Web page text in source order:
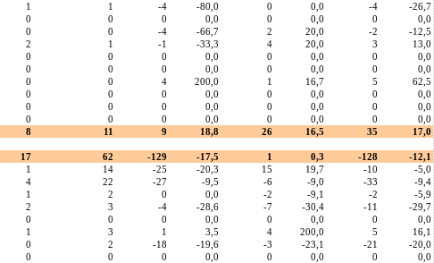
1 1 -4 -80,0 0 0,0 -4
-26,7
0 0 0 0,0 0 0,0 0
0,0
0 0 -4 -66,7 2 20,0 -2
-12,5
2 1 -1 -33,3 4 20,0 3
13,0
0 0 0 0,0 0 0,0 0
0,0
0 0 0 0,0 0 0,0 0
0,0
0 0 4 200,0 1 16,7 5
62,5
0 0 0 0,0 0 0,0 0
0,0
0 0 0 0,0 0 0,0 0
0,0
0 0 0 0,0 0 0,0 0
0,0
8 11 9 18,8 26 16,5 35 17,0
17 62 -129 -17,5 1 0,3 -128
-12,1
1 14 -25 -20,3 15 19,7 -10
-5,0
4 22 -27 -9,5 -6 -9,0 -33
-9,4
1 2 0 0,0 -2 -9,1 -2
-5,9
2 3 -4 -28,6 -7 -30,4 -11
-29,7
0 0 0 0,0 0 0,0 0
0,0
1 3 1 3,5 4 200,0 5
16,1
0 2 -18 -19,6 -3 -23,1 -21
-20,0
0 0 0 0,0 0 0,0 0
0,0